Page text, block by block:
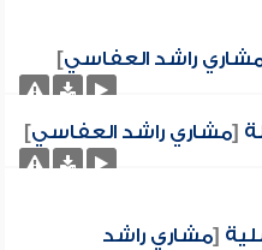
راشد العفاسي]
[مشاري راشد العفاسي]
[مشاري راشد